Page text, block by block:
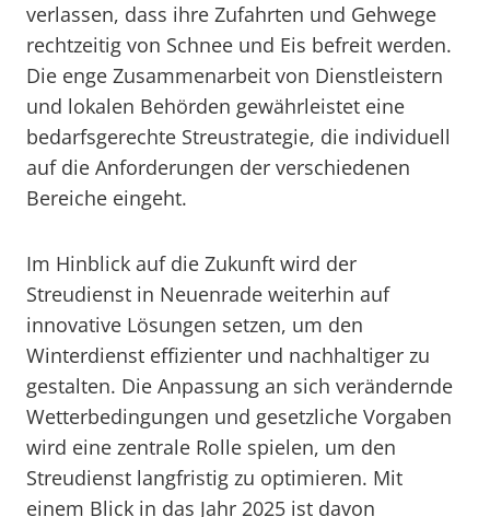
verlassen, dass ihre Zufahrten und Gehwege
rechtzeitig von Schnee und Eis befreit werden.
Die enge Zusammenarbeit von Dienstleistern
und lokalen Behörden gewährleistet eine
bedarfsgerechte Streustrategie, die individuell
auf die Anforderungen der verschiedenen
Bereiche eingeht.
Im Hinblick auf die Zukunft wird der
Streudienst in Neuenrade weiterhin auf
innovative Lösungen setzen, um den
Winterdienst effizienter und nachhaltiger zu
gestalten. Die Anpassung an sich verändernde
Wetterbedingungen und gesetzliche Vorgaben
wird eine zentrale Rolle spielen, um den
Streudienst langfristig zu optimieren. Mit
einem Blick in das Jahr 2025 ist davon